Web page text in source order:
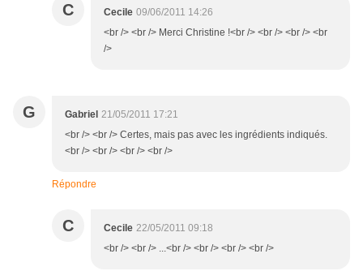
C Cecile 09/06/2011 14:26
<br /> <br /> Merci Christine !<br /> <br /> <br /> <br
/>
G Gabriel 21/05/2011 17:21
<br /> <br /> Certes, mais pas avec les ingrédients indiqués.
<br /> <br /> <br /> <br />
Répondre
C Cecile 22/05/2011 09:18
<br /> <br /> ...<br /> <br /> <br /> <br />